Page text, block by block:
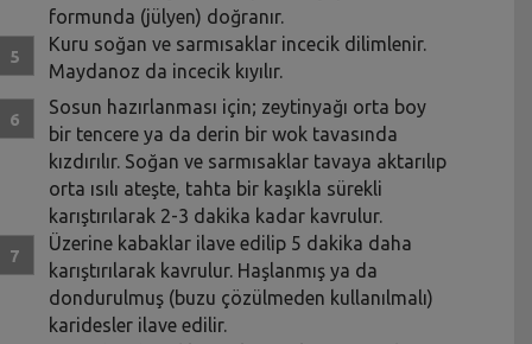
formunda (jülyen) doğranır.
Kuru soğan ve sarmısaklar incecik dilimlenir.
Maydanoz da incecik kıyılır.
Sosun hazırlanması için; zeytinyağı orta boy
bir tencere ya da derin bir wok tavasında
kızdırılır. Soğan ve sarmısaklar tavaya aktarılıp
orta ısılı ateşte, tahta bir kaşıkla sürekli
karıştırılarak 2-3 dakika kadar kavrulur.
Üzerine kabaklar ilave edilip 5 dakika daha
karıştırılarak kavrulur. Haşlanmış ya da
dondurulmuş (buzu çözülmeden kullanılmalı)
karidesler ilave edilir.